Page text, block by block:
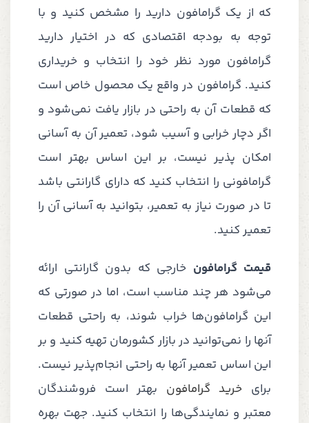
که از یک گرامافون دارید را مشخص کنید و با
توجه به بودجه اقتصادی که در اختیار دارید
گرامافون مورد نظر خود را انتخاب و خریداری
کنید. گرامافون در واقع یک محصول خاص است
که قطعات آن به راحتی در بازار یافت نمی‌شود و
اگر دچار خرابی و آسیب شود، تعمیر آن به آسانی
امکان پذیر نیست، بر این اساس بهتر است
گرامافونی را انتخاب کنید که دارای گارانتی باشد
تا در صورت نیاز به تعمیر، بتوانید به آسانی آن را
تعمیر کنید.
قیمت گرامافون خارجی که بدون گارانتی ارائه
می‌شود هر چند مناسب است، اما در صورتی که
این گرامافون‌ها خراب شوند، به راحتی قطعات
آنها را نمی‌توانید در بازار کشورمان تهیه کنید و بر
این اساس تعمیر آنها به راحتی انجام‌پذیر نیست.
برای خرید گرامافون بهتر است فروشندگان
معتبر و نمایندگی‌ها را انتخاب کنید. جهت بهره